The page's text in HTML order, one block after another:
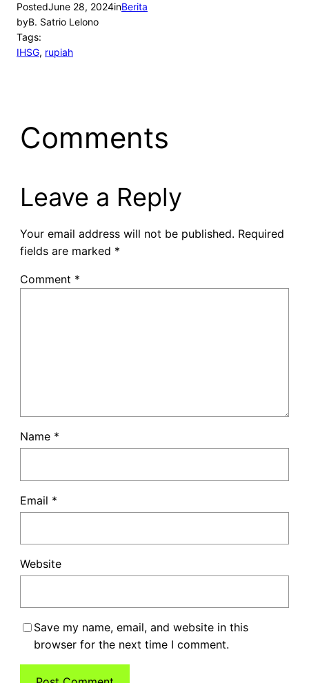
PostedJune 28, 2024inBerita
byB. Satrio Lelono
Tags:
IHSG, rupiah
Comments
Leave a Reply
Your email address will not be published. Required
fields are marked *
Comment *
Name *
Email *
Website
Save my name, email, and website in this
browser for the next time I comment.